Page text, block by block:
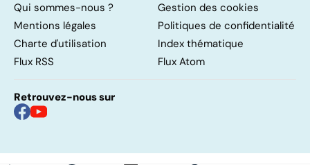
Qui sommes-nous ?
Gestion des cookies
Mentions légales
Politiques de confidentialité
Charte d'utilisation
Index thématique
Flux RSS
Flux Atom
Retrouvez-nous sur